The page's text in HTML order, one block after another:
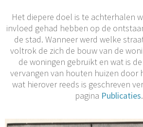
Het diepere doel is te achterhalen
invloed gehad hebben op de
de stad. Wanneer werd welke
voltrok de zich de bouw van de
de woningen gebruikt en wat is
vervangen van houten huizen door
wat hierover reeds is geschreven
pagina Publicaties.